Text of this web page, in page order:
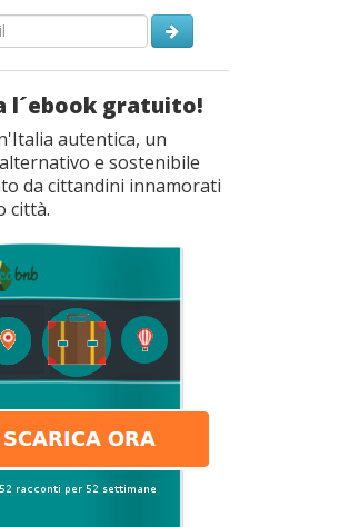
l´ebook gratuito!
autentica, un
e sostenibile
da cittandini innamorati
città.